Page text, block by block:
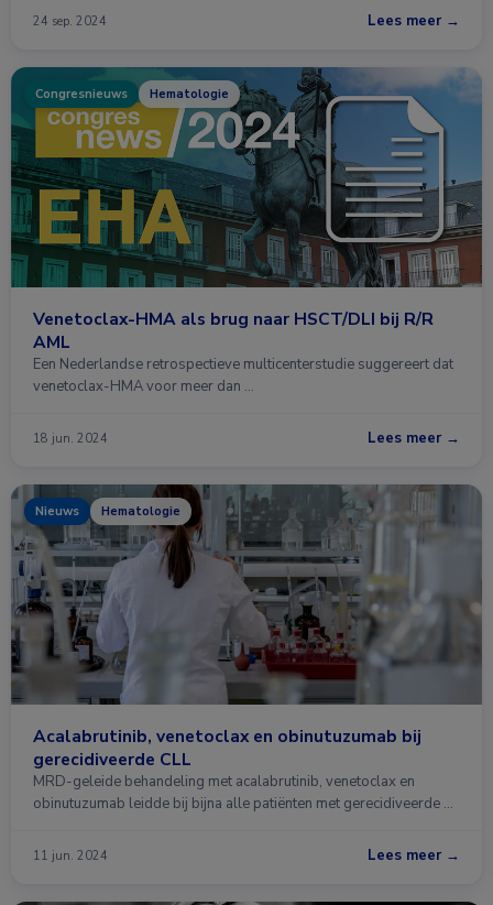
24 sep. 2024 Lees meer →
Congresnieuws Hematologie
Venetoclax-HMA als brug naar HSCT/DLI bij R/R
AML
Een Nederlandse retrospectieve multicenterstudie suggereert dat
venetoclax-HMA voor meer dan …
18 jun. 2024 Lees meer →
Nieuws Hematologie
Acalabrutinib, venetoclax en obinutuzumab bij
gerecidiveerde CLL
MRD-geleide behandeling met acalabrutinib, venetoclax en
obinutuzumab leidde bij bijna alle patiënten met gerecidiveerde …
11 jun. 2024 Lees meer →